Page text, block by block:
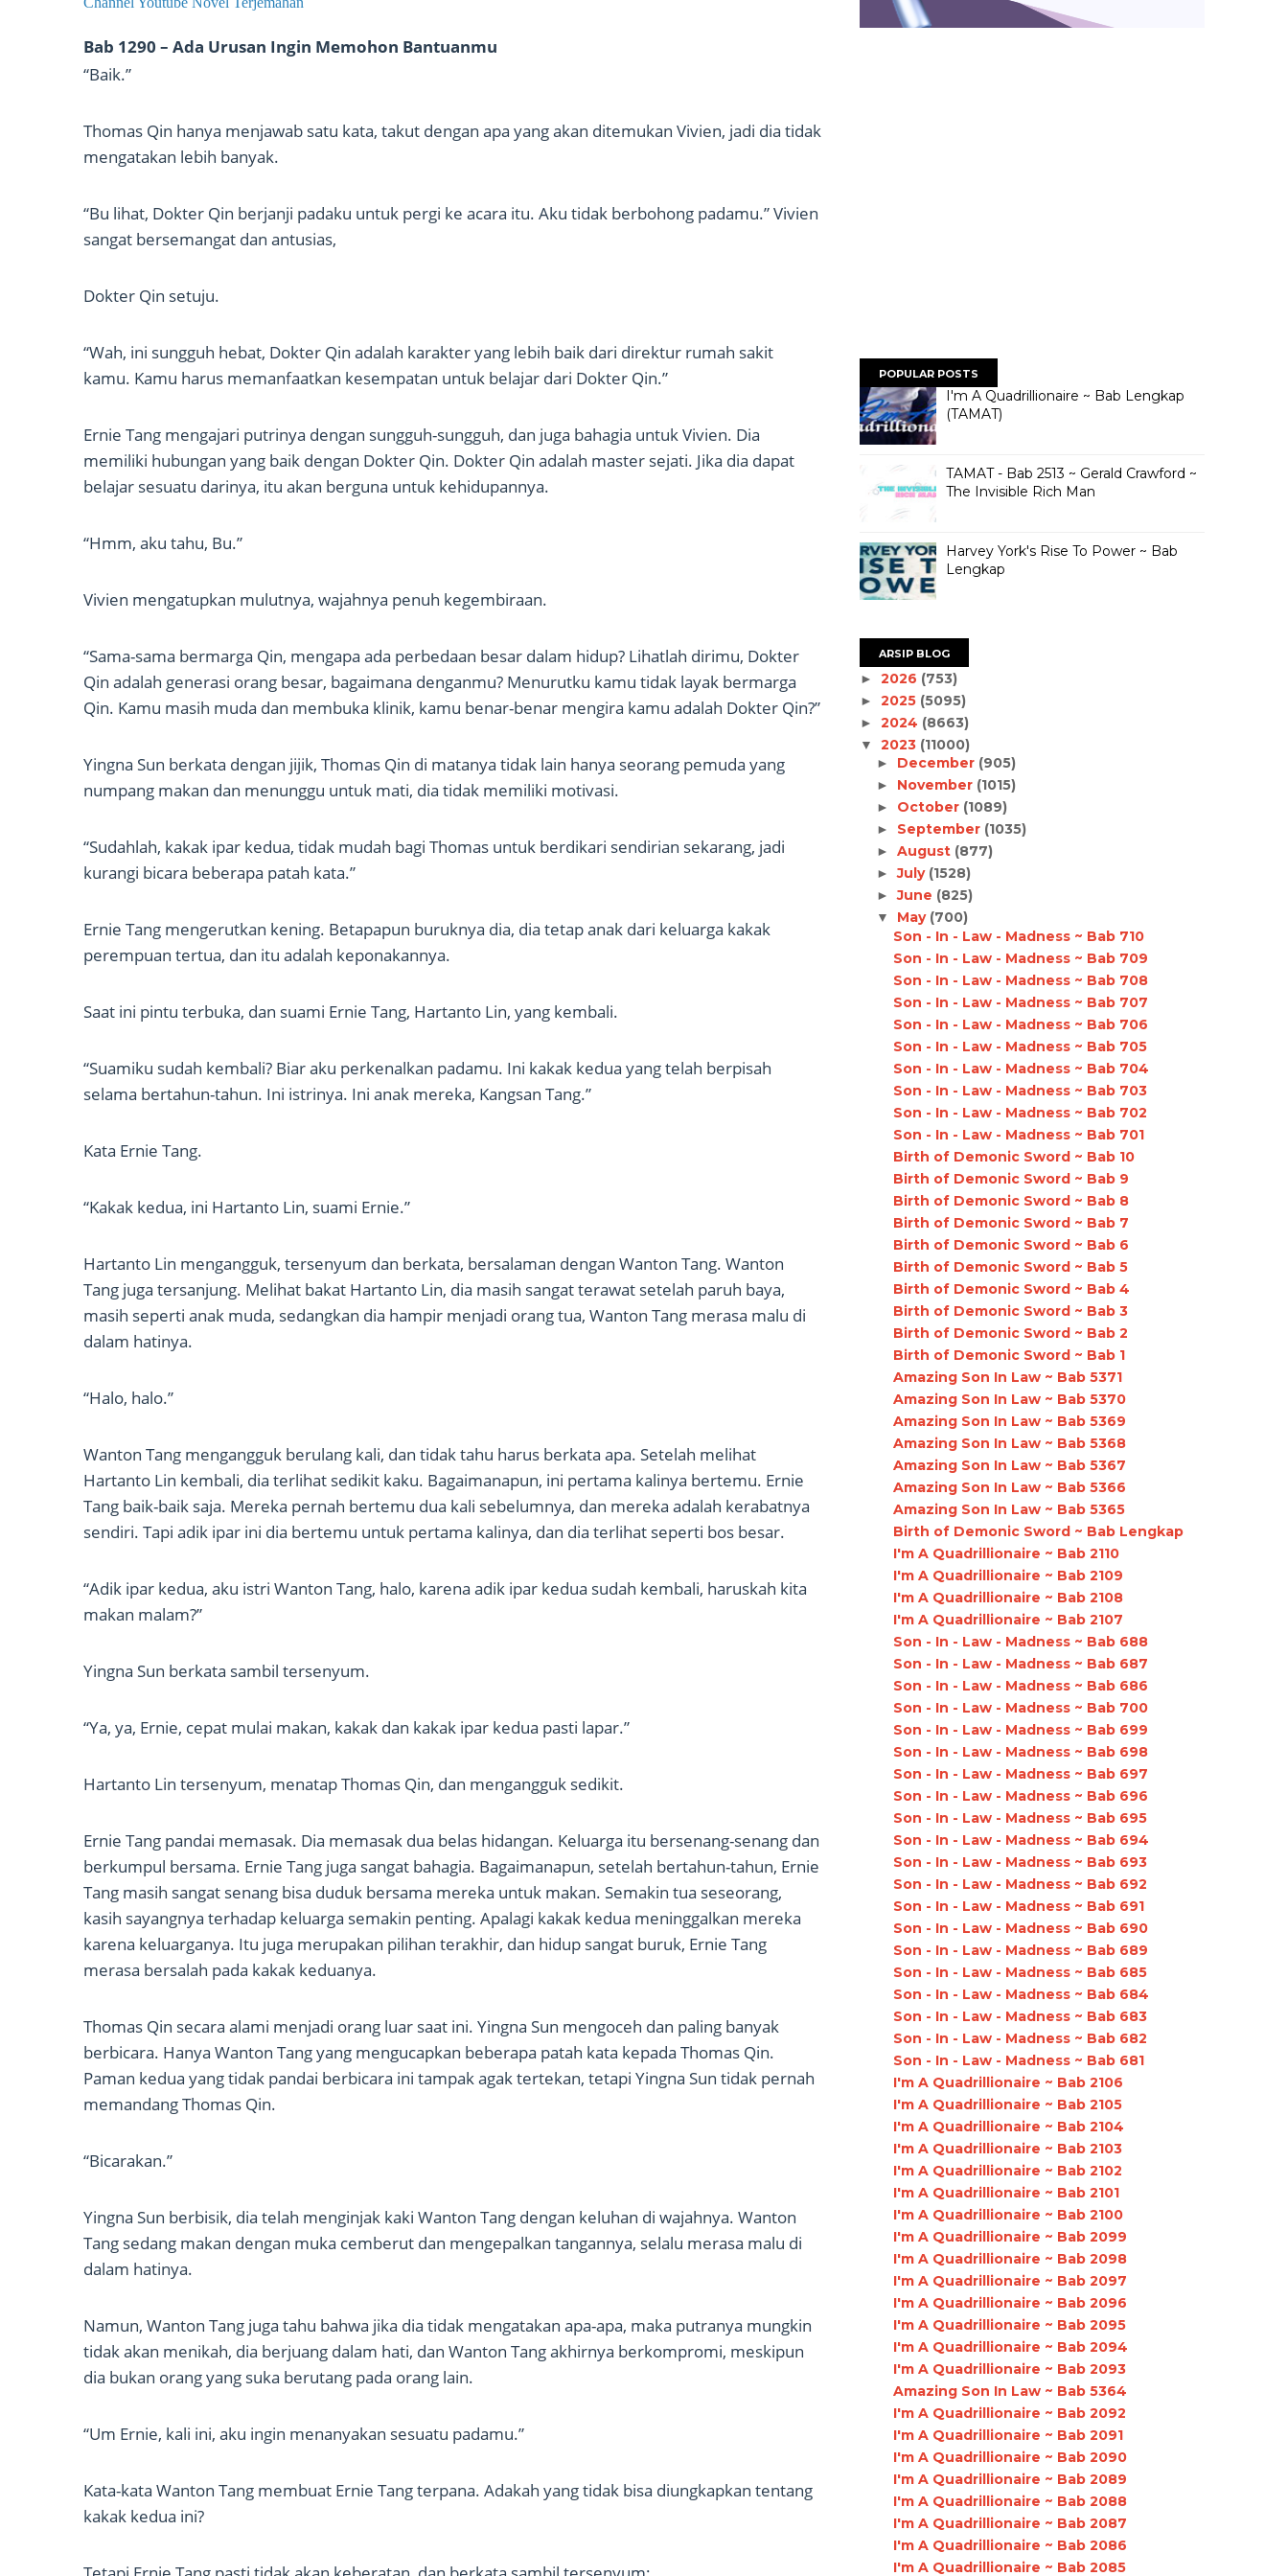
Bab 1290 – Ada Urusan Ingin Memohon Bantuanmu
“Baik.”
Thomas Qin hanya menjawab satu kata, takut dengan apa yang akan ditemukan Vivien, jadi dia tidak
mengatakan lebih banyak.
“Bu lihat, Dokter Qin berjanji padaku untuk pergi ke acara itu. Aku tidak berbohong padamu.” Vivien
sangat bersemangat dan antusias,
Dokter Qin setuju.
“Wah, ini sungguh hebat, Dokter Qin adalah karakter yang lebih baik dari direktur rumah sakit
kamu. Kamu harus memanfaatkan kesempatan untuk belajar dari Dokter Qin.”
Ernie Tang mengajari putrinya dengan sungguh-sungguh, dan juga bahagia untuk Vivien. Dia
memiliki hubungan yang baik dengan Dokter Qin. Dokter Qin adalah master sejati. Jika dia dapat
belajar sesuatu darinya, itu akan berguna untuk kehidupannya.
“Hmm, aku tahu, Bu.”
Vivien mengatupkan mulutnya, wajahnya penuh kegembiraan.
“Sama-sama bermarga Qin, mengapa ada perbedaan besar dalam hidup? Lihatlah dirimu, Dokter
Qin adalah generasi orang besar, bagaimana denganmu? Menurutku kamu tidak layak bermarga
Qin. Kamu masih muda dan membuka klinik, kamu benar-benar mengira kamu adalah Dokter Qin?”
Yingna Sun berkata dengan jijik, Thomas Qin di matanya tidak lain hanya seorang pemuda yang
numpang makan dan menunggu untuk mati, dia tidak memiliki motivasi.
“Sudahlah, kakak ipar kedua, tidak mudah bagi Thomas untuk berdikari sendirian sekarang, jadi
kurangi bicara beberapa patah kata.”
Ernie Tang mengerutkan kening. Betapapun buruknya dia, dia tetap anak dari keluarga kakak
perempuan tertua, dan itu adalah keponakannya.
Saat ini pintu terbuka, dan suami Ernie Tang, Hartanto Lin, yang kembali.
“Suamiku sudah kembali? Biar aku perkenalkan padamu. Ini kakak kedua yang telah berpisah
selama bertahun-tahun. Ini istrinya. Ini anak mereka, Kangsan Tang.”
Kata Ernie Tang.
“Kakak kedua, ini Hartanto Lin, suami Ernie.”
Hartanto Lin mengangguk, tersenyum dan berkata, bersalaman dengan Wanton Tang. Wanton
Tang juga tersanjung. Melihat bakat Hartanto Lin, dia masih sangat terawat setelah paruh baya,
masih seperti anak muda, sedangkan dia hampir menjadi orang tua, Wanton Tang merasa malu di
dalam hatinya.
“Halo, halo.”
Wanton Tang mengangguk berulang kali, dan tidak tahu harus berkata apa. Setelah melihat
Hartanto Lin kembali, dia terlihat sedikit kaku. Bagaimanapun, ini pertama kalinya bertemu. Ernie
Tang baik-baik saja. Mereka pernah bertemu dua kali sebelumnya, dan mereka adalah kerabatnya
sendiri. Tapi adik ipar ini dia bertemu untuk pertama kalinya, dan dia terlihat seperti bos besar.
“Adik ipar kedua, aku istri Wanton Tang, halo, karena adik ipar kedua sudah kembali, haruskah kita
makan malam?”
Yingna Sun berkata sambil tersenyum.
“Ya, ya, Ernie, cepat mulai makan, kakak dan kakak ipar kedua pasti lapar.”
Hartanto Lin tersenyum, menatap Thomas Qin, dan mengangguk sedikit.
Ernie Tang pandai memasak. Dia memasak dua belas hidangan. Keluarga itu bersenang-senang dan
berkumpul bersama. Ernie Tang juga sangat bahagia. Bagaimanapun, setelah bertahun-tahun, Ernie
Tang masih sangat senang bisa duduk bersama mereka untuk makan. Semakin tua seseorang,
kasih sayangnya terhadap keluarga semakin penting. Apalagi kakak kedua meninggalkan mereka
karena keluarganya. Itu juga merupakan pilihan terakhir, dan hidup sangat buruk, Ernie Tang
merasa bersalah pada kakak keduanya.
Thomas Qin secara alami menjadi orang luar saat ini. Yingna Sun mengoceh dan paling banyak
berbicara. Hanya Wanton Tang yang mengucapkan beberapa patah kata kepada Thomas Qin.
Paman kedua yang tidak pandai berbicara ini tampak agak tertekan, tetapi Yingna Sun tidak pernah
memandang Thomas Qin.
“Bicarakan.”
Yingna Sun berbisik, dia telah menginjak kaki Wanton Tang dengan keluhan di wajahnya. Wanton
Tang sedang makan dengan muka cemberut dan mengepalkan tangannya, selalu merasa malu di
dalam hatinya.
Namun, Wanton Tang juga tahu bahwa jika dia tidak mengatakan apa-apa, maka putranya mungkin
tidak akan menikah, dia berjuang dalam hati, dan Wanton Tang akhirnya berkompromi, meskipun
dia bukan orang yang suka berutang pada orang lain.
“Um Ernie, kali ini, aku ingin menanyakan sesuatu padamu.”
Kata-kata Wanton Tang membuat Ernie Tang terpana. Adakah yang tidak bisa diungkapkan tentang
kakak kedua ini?
POPULAR POSTS
I'm A Quadrillionaire ~ Bab Lengkap
(TAMAT)
TAMAT - Bab 2513 ~ Gerald Crawford ~
The Invisible Rich Man
Harvey York's Rise To Power ~ Bab
Lengkap
ARSIP BLOG
► 2026 (753)
► 2025 (5095)
► 2024 (8663)
▼ 2023 (11000)
► December (905)
► November (1015)
► October (1089)
► September (1035)
► August (877)
►July (1528)
►June (825)
▼ May (700)
Son - In - Law - Madness ~ Bab 710
Son - In - Law - Madness ~ Bab 709
Son - In - Law - Madness ~ Bab 708
Son - In - Law - Madness ~ Bab 707
Son - In - Law - Madness ~ Bab 706
Son - In - Law - Madness ~ Bab 705
Son - In - Law - Madness ~ Bab 704
Son - In - Law - Madness ~ Bab 703
Son - In - Law - Madness ~ Bab 702
Son - In - Law - Madness ~ Bab 701
Birth of Demonic Sword ~ Bab 10
Birth of Demonic Sword ~ Bab 9
Birth of Demonic Sword ~ Bab 8
Birth of Demonic Sword ~ Bab 7
Birth of Demonic Sword ~ Bab 6
Birth of Demonic Sword ~ Bab 5
Birth of Demonic Sword ~ Bab 4
Birth of Demonic Sword ~ Bab 3
Birth of Demonic Sword ~ Bab 2
Birth of Demonic Sword ~ Bab 1
Amazing Son In Law ~ Bab 5371
Amazing Son In Law ~ Bab 5370
Amazing Son In Law ~ Bab 5369
Amazing Son In Law ~ Bab 5368
Amazing Son In Law ~ Bab 5367
Amazing Son In Law ~ Bab 5366
Amazing Son In Law ~ Bab 5365
Birth of Demonic Sword ~ Bab Lengkap
I'm A Quadrillionaire ~ Bab 2110
I'm A Quadrillionaire ~ Bab 2109
I'm A Quadrillionaire ~ Bab 2108
I'm A Quadrillionaire ~ Bab 2107
Son - In - Law - Madness ~ Bab 688
Son - In - Law - Madness ~ Bab 687
Son - In - Law - Madness ~ Bab 686
Son - In - Law - Madness ~ Bab 700
Son - In - Law - Madness ~ Bab 699
Son - In - Law - Madness ~ Bab 698
Son - In - Law - Madness ~ Bab 697
Son - In - Law - Madness ~ Bab 696
Son - In - Law - Madness ~ Bab 695
Son - In - Law - Madness ~ Bab 694
Son - In - Law - Madness ~ Bab 693
Son - In - Law - Madness ~ Bab 692
Son - In - Law - Madness ~ Bab 691
Son - In - Law - Madness ~ Bab 690
Son - In - Law - Madness ~ Bab 689
Son - In - Law - Madness ~ Bab 685
Son - In - Law - Madness ~ Bab 684
Son - In - Law - Madness ~ Bab 683
Son - In - Law - Madness ~ Bab 682
Son - In - Law - Madness ~ Bab 681
I'm A Quadrillionaire ~ Bab 2106
I'm A Quadrillionaire ~ Bab 2105
I'm A Quadrillionaire ~ Bab 2104
I'm A Quadrillionaire ~ Bab 2103
I'm A Quadrillionaire ~ Bab 2102
I'm A Quadrillionaire ~ Bab 2101
I'm A Quadrillionaire ~ Bab 2100
I'm A Quadrillionaire ~ Bab 2099
I'm A Quadrillionaire ~ Bab 2098
I'm A Quadrillionaire ~ Bab 2097
I'm A Quadrillionaire ~ Bab 2096
I'm A Quadrillionaire ~ Bab 2095
I'm A Quadrillionaire ~ Bab 2094
I'm A Quadrillionaire ~ Bab 2093
Amazing Son In Law ~ Bab 5364
I'm A Quadrillionaire ~ Bab 2092
I'm A Quadrillionaire ~ Bab 2091
I'm A Quadrillionaire ~ Bab 2090
I'm A Quadrillionaire ~ Bab 2089
I'm A Quadrillionaire ~ Bab 2088
I'm A Quadrillionaire ~ Bab 2087
I'm A Quadrillionaire ~ Bab 2086
I'm A Quadrillionaire ~ Bab 2085